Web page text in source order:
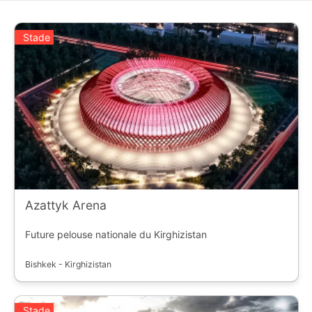
Stade
Azattyk Arena
Future pelouse nationale du Kirghizistan
Bishkek - Kirghizistan